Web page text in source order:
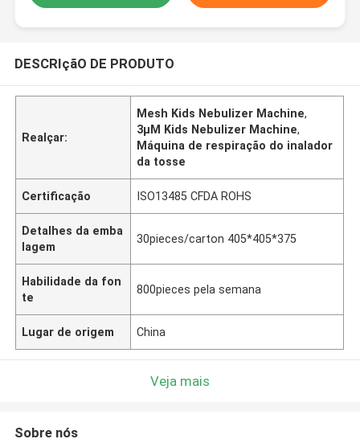
DESCRIçãO DE PRODUTO
Realçar:
Mesh Kids Nebulizer Machine,
3μM Kids Nebulizer Machine,
Máquina de respiração do inalador
da tosse
Certificação ISO13485 CFDA ROHS
Detalhes da emba
lagem
30pieces/carton 405*405*375
Habilidade da fon
te
800pieces pela semana
Lugar de origem China
Veja mais
Sobre nós